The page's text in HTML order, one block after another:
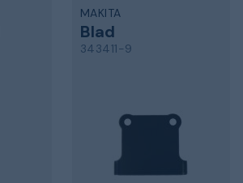
MAKITA
Blad
343411-9